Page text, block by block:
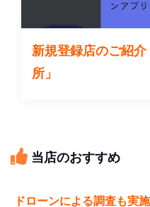
新規登録店のご紹
所」
当店のおすすめ
ドローンによる調査も実